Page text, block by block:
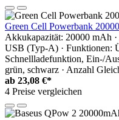
Green Cell Powerbank
Akkukapazität: 20000 mAh
USB (Typ-A) · Funktionen:
Schnellladefunktion, Ein-/
grün, schwarz · Anzahl
ab 23,08 €*
4 Preise vergleichen